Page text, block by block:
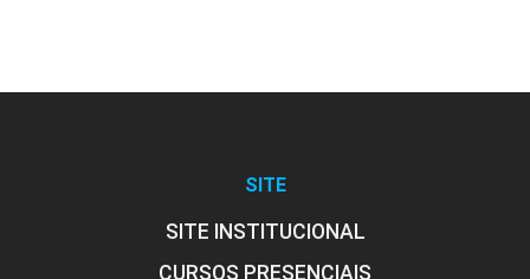
SITE
SITE INSTITUCIONAL
CURSOS PRESENCIAIS